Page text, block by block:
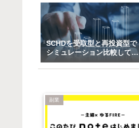
SCHDを受取型と再投資型で
シミュレーション比較してみ
た（一括＆特定口座で3万～
10万積立）
副業